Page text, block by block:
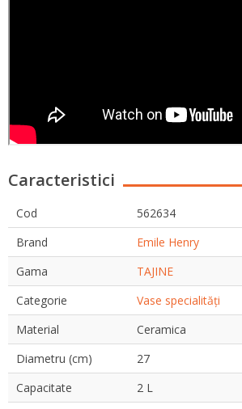
Caracteristici
Cod
562634
Brand
Emile Henry
Gama
TAJINE
Categorie
Vase specialități
Material
Ceramica
Diametru (cm)
27
Capacitate
2 L